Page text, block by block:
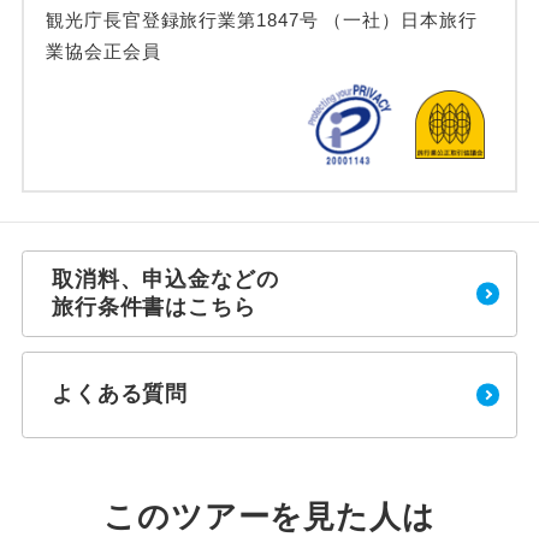
観光庁長官登録旅行業第1847号 （一社）日本旅行
業協会正会員
取消料、申込金などの
旅行条件書はこちら
よくある質問
このツアーを見た人は